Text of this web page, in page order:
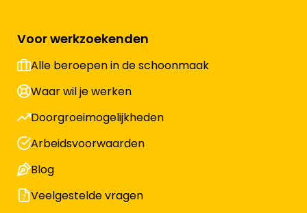
Voor werkzoekenden
Alle beroepen in de schoonmaak
Waar wil je werken
Doorgroeimogelijkheden
Arbeidsvoorwaarden
Blog
Veelgestelde vragen